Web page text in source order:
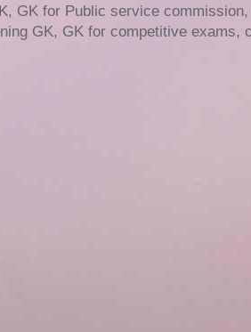
GK for Public service
GK, GK for competitive